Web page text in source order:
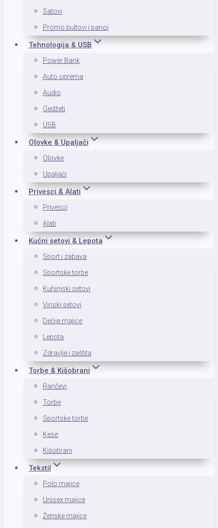
Satovi
Promo pultovi i panoi
Tehnologija & USB
Power Bank
Auto oprema
Audio
Gedžeti
USB
Olovke & Upaljači
Olovke
Upaljači
Privesci & Alati
Privesci
Alati
Kućni setovi & Lepota
Sport i zabava
Sportske torbe
Kuhinjski setovi
Vinski setovi
Dečije majice
Lepota
Zdravlje i zaštita
Torbe & Kišobrani
Rančevi
Torbe
Sportske torbe
Kese
Kišobrani
Tekstil
Polo majice
Unisex majice
Ženske majice